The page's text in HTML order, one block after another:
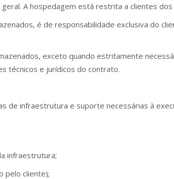
A hospedagem está restrita a clientes
é de responsabilidade exclusiva do
exceto quando estritamente
técnicos e jurídicos do contrato.
de infraestrutura e suporte necessárias à
infraestrutura;
pelo cliente);